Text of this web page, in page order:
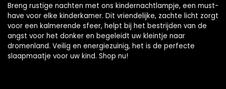
Breng rustige nachten met ons kindernachtlampje, een must-
have voor elke kinderkamer. Dit vriendelijke, zachte licht zorgt
voor een kalmerende sfeer, helpt bij het bestrijden van de
angst voor het donker en begeleidt uw kleintje naar
dromenland. Veilig en energiezuinig, het is de perfecte
slaapmaatje voor uw kind. Shop nu!